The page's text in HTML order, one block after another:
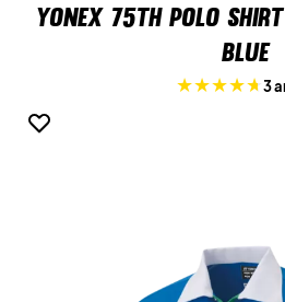
Yonex 75TH Polo
Blue
3